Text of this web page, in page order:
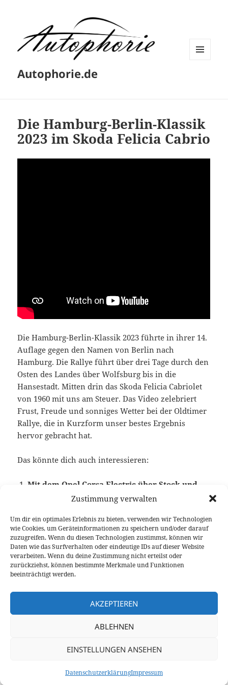
Zustimmung verwalten
Um dir ein optimales Erlebnis zu bieten, verwenden wir Technologien
wie Cookies, um Geräteinformationen zu speichern und/oder darauf
zuzugreifen. Wenn du diesen Technologien zustimmst, können wir
Daten wie das Surfverhalten oder eindeutige IDs auf dieser Website
verarbeiten. Wenn du deine Zustimmung nicht erteilst oder
zurückziehst, können bestimmte Merkmale und Funktionen
beeinträchtigt werden.
AKZEPTIEREN
ABLEHNEN
EINSTELLUNGEN ANSEHEN
DatenschutzerklärungImpressum
Autophorie.de
Die Hamburg-Berlin-Klassik
2023 im Skoda Felicia Cabrio
Die Hamburg-Berlin-Klassik 2023 führte in ihrer 14.
Auflage gegen den Namen von Berlin nach
Hamburg. Die Rallye führt über drei Tage durch den
Osten des Landes über Wolfsburg bis in die
Hansestadt. Mitten drin das Skoda Felicia Cabriolet
von 1960 mit uns am Steuer. Das Video zelebriert
Frust, Freude und sonniges Wetter bei der Oldtimer
Rallye, die in Kurzform unser bestes Ergebnis
hervor gebracht hat.
Das könnte dich auch interessieren:
Mit dem Opel Corsa Electric über Stock und
Veröffentlicht
am
28. September 2023 Autor
Larissa Rutkowski Kategorien
Feature
Rallye,Skoda,Video Fahrbericht
Beitragsnavigation
Vorheriger
Der neue Toyota Land Cruiser im ersten
Datenschutzerklärung Stolz präsentiert von WordPress